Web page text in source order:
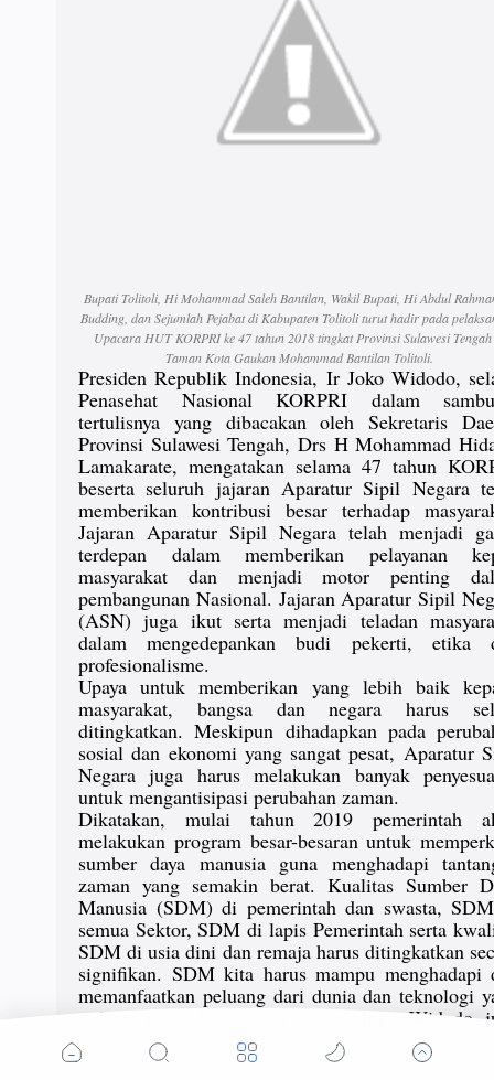
Bupati Tolitoli, Hi Mohammad Saleh Bantilan, Wakil Bupati, Hi Abdul
Budding, dan Sejumlah Pejabat di Kabupaten Tolitoli turut hadir pada
Upacara HUT KORPRI ke 47 tahun 2018 tingkat Provinsi Sulawesi
Taman Kota Gaukan Mohammad Bantilan Tolitoli.
Presiden Republik Indonesia, Ir Joko Widodo,
Penasehat Nasional KORPRI dalam
tertulisnya yang dibacakan oleh Sekretaris
Provinsi Sulawesi Tengah, Drs H Mohammad
Lamakarate, mengatakan selama 47 tahun
beserta seluruh jajaran Aparatur Sipil Negara
memberikan kontribusi besar terhadap
Jajaran Aparatur Sipil Negara telah menjadi
terdepan dalam memberikan pelayanan
masyarakat dan menjadi motor penting
pembangunan Nasional. Jajaran Aparatur Sipil
(ASN) juga ikut serta menjadi teladan
dalam mengedepankan budi pekerti, etika
profesionalisme.
Upaya untuk memberikan yang lebih baik
masyarakat, bangsa dan negara harus
ditingkatkan. Meskipun dihadapkan pada
sosial dan ekonomi yang sangat pesat, Aparatur
Negara juga harus melakukan banyak
untuk mengantisipasi perubahan zaman.
Dikatakan, mulai tahun 2019 pemerintah
melakukan program besar-besaran untuk
sumber daya manusia guna menghadapi
zaman yang semakin berat. Kualitas Sumber
Manusia (SDM) di pemerintah dan swasta,
semua Sektor, SDM di lapis Pemerintah serta
SDM di usia dini dan remaja harus ditingkatkan
signifikan. SDM kita harus mampu menghadapi
memanfaatkan peluang dari dunia dan teknologi
sedang berubah cepat. Presiden Joko Widodo
meminta kepada seluruh jajaran ASN untuk
memperkuat diri menjadi agen transformasi